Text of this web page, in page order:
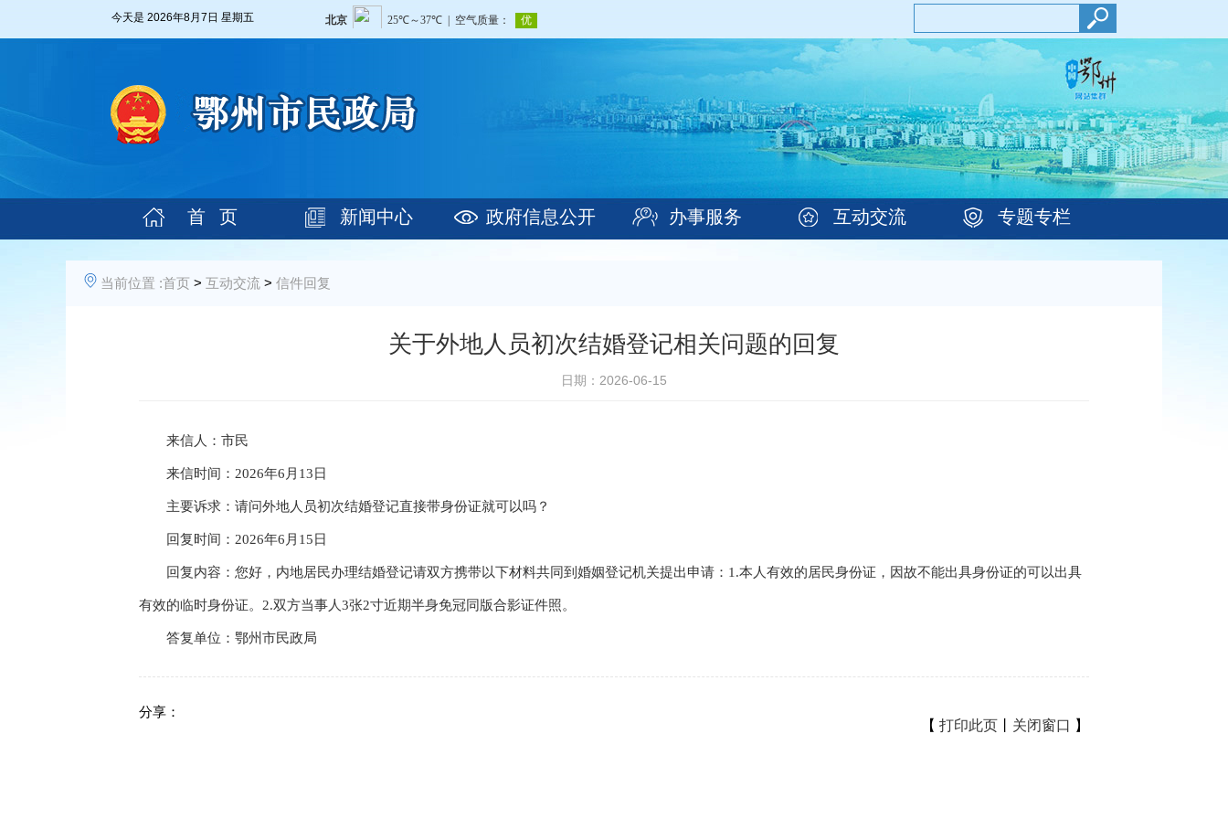
今天是 2026年8月7日 星期五
首 页 新闻中心 政府信息公开 办事服务 互动交流 专题专栏
当前位置 :首页 > 互动交流 > 信件回复
关于外地人员初次结婚登记相关问题的回复
日期：2026-06-15
来信人：市民
来信时间：2026年6月13日
主要诉求：请问外地人员初次结婚登记直接带身份证就可以吗？
回复时间：2026年6月15日
回复内容：您好，内地居民办理结婚登记请双方携带以下材料共同到婚姻登记机关提出申请：1.本人有效的居民身份证，因故不能出具身份证的可以出具
有效的临时身份证。2.双方当事人3张2寸近期半身免冠同版合影证件照。
答复单位：鄂州市民政局
分享：
【 打印此页 关闭窗口 】